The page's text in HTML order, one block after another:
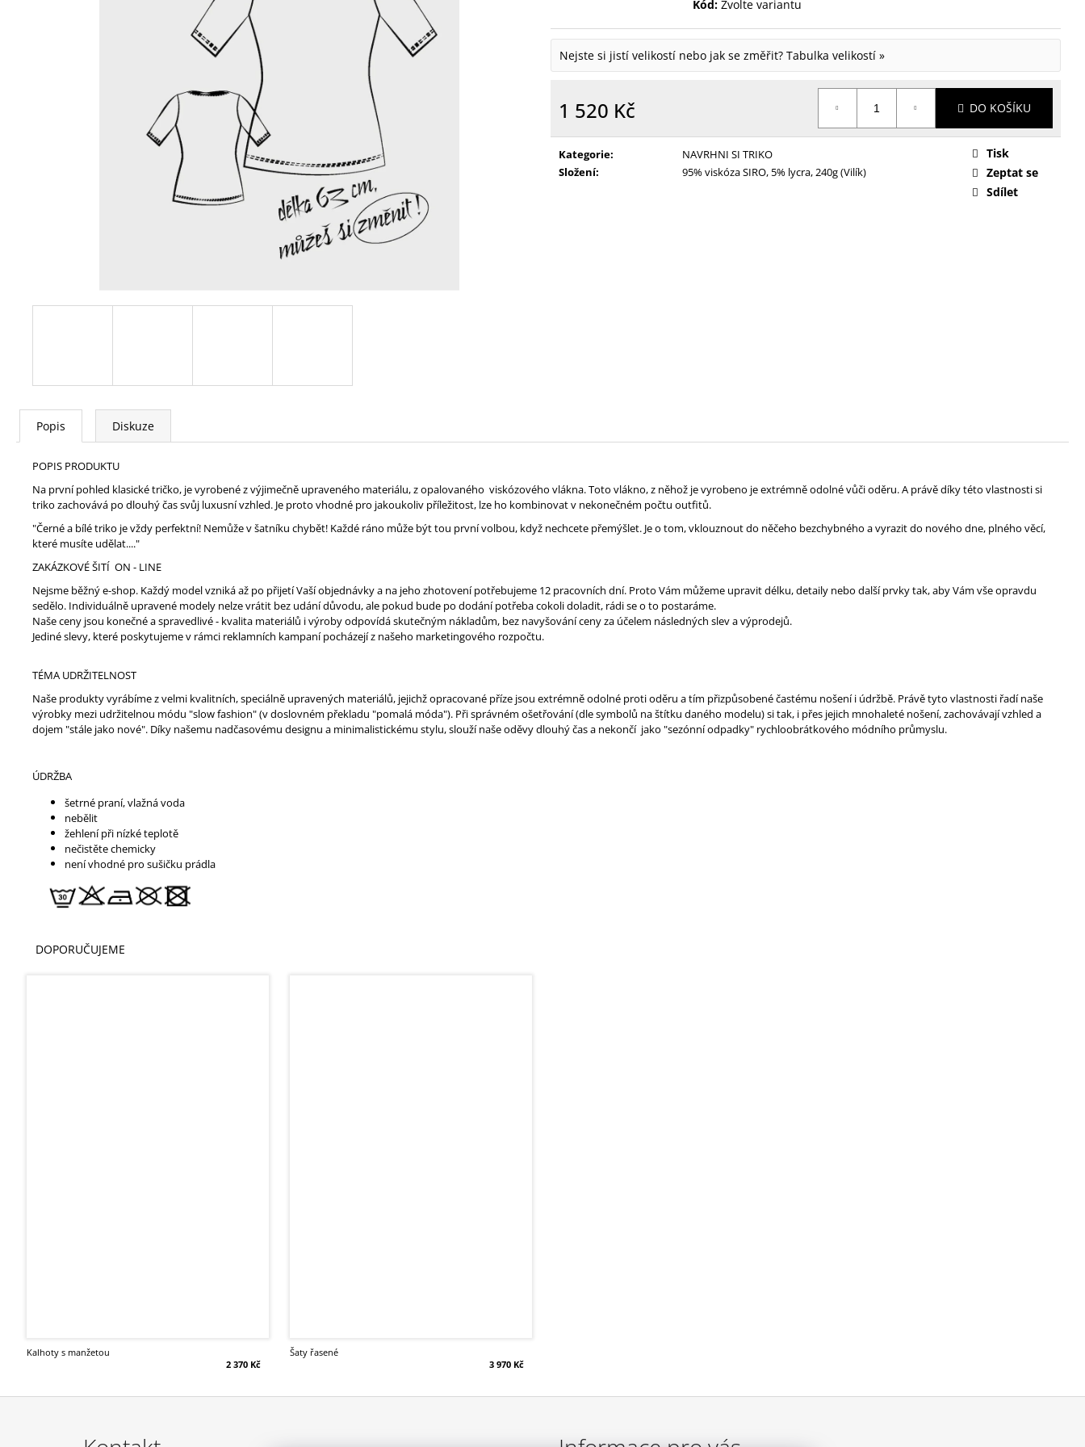
Kód: Zvolte variantu
Nejste si jistí velikostí nebo jak se změřit? Tabulka velikostí »
1 520 Kč DO KOŠÍKU
Kategorie:
NAVRHNI SI TRIKO
Složení: 95% viskóza SIRO, 5% lycra, 240g (Vilík)
Tisk
Zeptat se
Sdílet
Popis Diskuze
POPIS PRODUKTU
Na první pohled klasické tričko, je vyrobené z výjimečně upraveného materiálu, z opalovaného viskózového vlákna. Toto vlákno, z něhož je vyrobeno je extrémně odolné vůči oděru. A právě díky této vlastnosti si
triko zachovává po dlouhý čas svůj luxusní vzhled. Je proto vhodné pro jakoukoliv příležitost, lze ho kombinovat v nekonečném počtu outfitů.
"Černé a bílé triko je vždy perfektní! Nemůže v šatníku chybět! Každé ráno může být tou první volbou, když nechcete přemýšlet. Je o tom, vklouznout do něčeho bezchybného a vyrazit do nového dne, plného věcí,
které musíte udělat...."
ZAKÁZKOVÉ ŠITÍ ON - LINE
Nejsme běžný e-shop. Každý model vzniká až po přijetí Vaší objednávky a na jeho zhotovení potřebujeme 12 pracovních dní. Proto Vám můžeme upravit délku, detaily nebo další prvky tak, aby Vám vše opravdu
sedělo. Individuálně upravené modely nelze vrátit bez udání důvodu, ale pokud bude po dodání potřeba cokoli doladit, rádi se o to postaráme.
Naše ceny jsou konečné a spravedlivé - kvalita materiálů i výroby odpovídá skutečným nákladům, bez navyšování ceny za účelem následných slev a výprodejů.
Jediné slevy, které poskytujeme v rámci reklamních kampaní pocházejí z našeho marketingového rozpočtu.
TÉMA UDRŽITELNOST
Naše produkty vyrábíme z velmi kvalitních, speciálně upravených materiálů, jejichž opracované příze jsou extrémně odolné proti oděru a tím přizpůsobené častému nošení i údržbě. Právě tyto vlastnosti řadí naše
výrobky mezi udržitelnou módu "slow fashion" (v doslovném překladu "pomalá móda"). Při správném ošetřování (dle symbolů na štítku daného modelu) si tak, i přes jejich mnohaleté nošení, zachovávají vzhled a
dojem "stále jako nové". Díky našemu nadčasovému designu a minimalistickému stylu, slouží naše oděvy dlouhý čas a nekončí jako "sezónní odpadky" rychloobrátkového módního průmyslu.
ÚDRŽBA
šetrné praní, vlažná voda
nebělit
žehlení při nízké teplotě
nečistěte chemicky
není vhodné pro sušičku prádla
DOPORUČUJEME
kalhoty s manžetou
2 370 Kč
šaty řasené
3 970 Kč